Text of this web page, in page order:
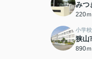
みつ
220ｍ
小学校
狭山
890ｍ